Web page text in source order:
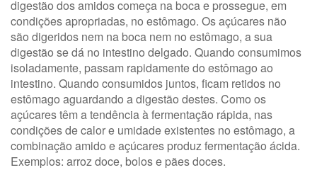
digestão dos amidos começa na boca e prossegue, em
condições apropriadas, no estômago. Os açúcares não
são digeridos nem na boca nem no estômago, a sua
digestão se dá no intestino delgado. Quando consumimos
isoladamente, passam rapidamente do estômago ao
intestino. Quando consumidos juntos, ficam retidos no
estômago aguardando a digestão destes. Como os
açúcares têm a tendência à fermentação rápida, nas
condições de calor e umidade existentes no estômago, a
combinação amido e açúcares produz fermentação ácida.
Exemplos: arroz doce, bolos e pães doces.